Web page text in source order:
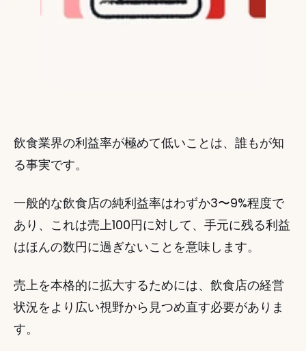
飲食業界の利益率が極めて低いことは、誰もが知
る事実です。
一般的な飲食店の純利益率はわずか3〜9%程度で
あり、これは売上100円に対して、手元に残る利益
はほんの数円に過ぎないことを意味します。
売上を本格的に拡大するためには、飲食店の経営
状況をより広い視野から見つめ直す必要がありま
す。